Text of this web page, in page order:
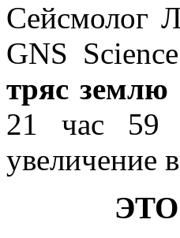
Сейсмолог
GNS
тряс землю
21 час 59
увеличение